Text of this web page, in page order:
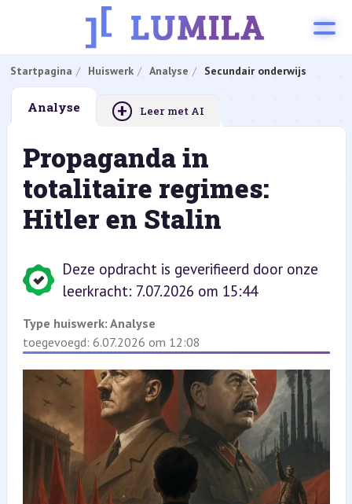
Startpagina Huiswerk Analyse Secundair onderwijs
Analyse + Leer met AI
Propaganda in
totalitaire regimes:
Hitler en Stalin
Deze opdracht is geverifieerd door onze
leerkracht: 7.07.2026 om 15:44
Type huiswerk: Analyse
toegevoegd: 6.07.2026 om 12:08